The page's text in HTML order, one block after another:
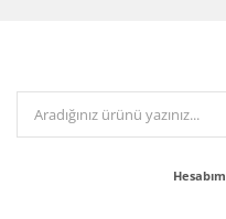
Hesabım